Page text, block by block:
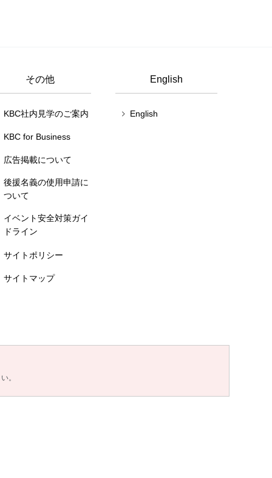
その他
KBC社内見学のご案内
KBC for Business
広告掲載について
後援名義の使用申請に
ついて
イベント安全対策ガイ
ドライン
サイトポリシー
サイトマップ
English
English
。